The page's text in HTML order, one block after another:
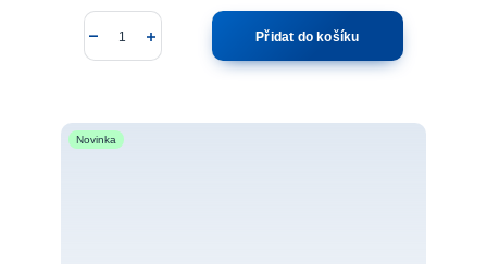
Přidat do košíku
Novinka